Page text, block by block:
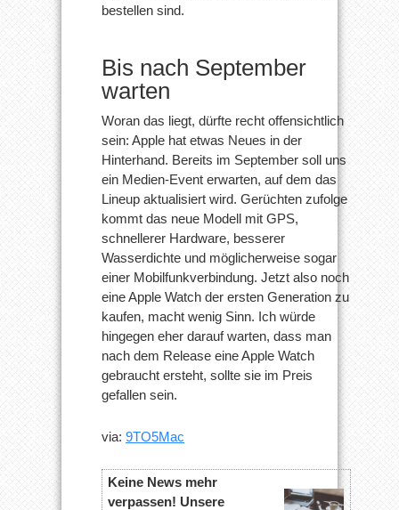
bestellen sind.
Bis nach September
warten
Woran das liegt, dürfte recht offensichtlich
sein: Apple hat etwas Neues in der
Hinterhand. Bereits im September soll uns
ein Medien-Event erwarten, auf dem das
Lineup aktualisiert wird. Gerüchten zufolge
kommt das neue Modell mit GPS,
schnellerer Hardware, besserer
Wasserdichte und möglicherweise sogar
einer Mobilfunkverbindung. Jetzt also noch
eine Apple Watch der ersten Generation zu
kaufen, macht wenig Sinn. Ich würde
hingegen eher darauf warten, dass man
nach dem Release eine Apple Watch
gebraucht ersteht, sollte sie im Preis
gefallen sein.
via: 9TO5Mac
Keine News mehr
verpassen! Unsere